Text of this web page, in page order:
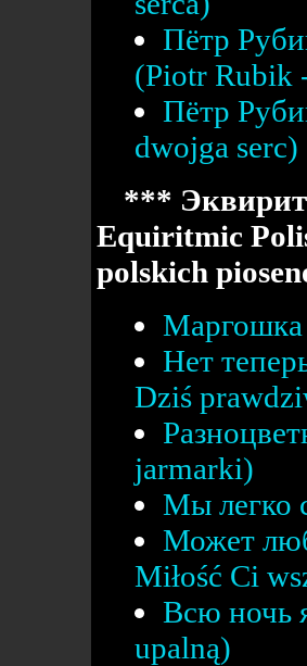
Пётр
(Piotr Rubik
Пётр
dwojga serc)
***
Equiritmic
polskich
Маргошка
Нет
Dziś
jarmarki)
Мы легко
Может
Miłość Ci
Всю ночь
upalną)